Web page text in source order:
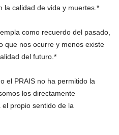
la calidad de vida y muertes.*
como recuerdo del pasado,
que nos ocurre y menos existe
del futuro.*
el PRAIS no ha permitido la
los directamente
propio sentido de la